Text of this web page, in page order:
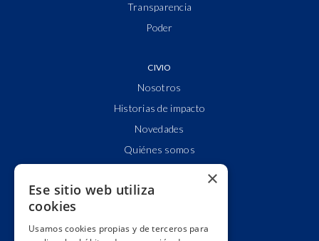
Transparencia
Poder
CIVIO
Nosotros
Historias de impacto
Novedades
Quiénes somos
Alianzas y redes
Impacto
×
Ese sitio web utiliza
cookies
Usamos cookies propias y de terceros para